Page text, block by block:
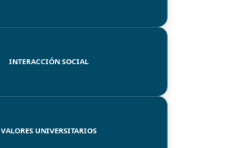
INTERACCIÓN SOCIAL
VALORES UNIVERSITARIOS